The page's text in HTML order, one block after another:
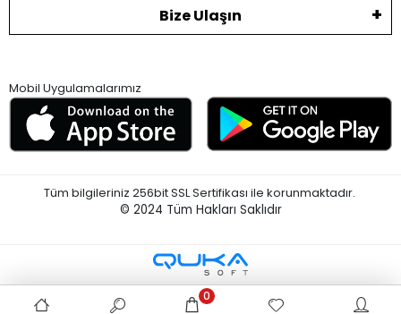
Bize Ulaşın
Mobil Uygulamalarımız
Tüm bilgileriniz 256bit SSL Sertifikası ile korunmaktadır.
© 2024 Tüm Hakları Saklıdır
0